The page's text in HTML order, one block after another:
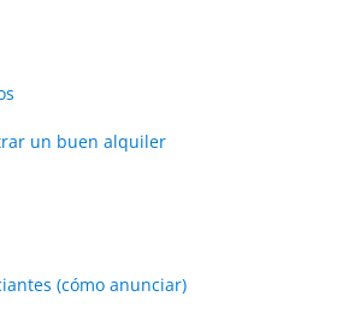
un buen alquiler
(cómo anunciar)